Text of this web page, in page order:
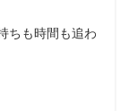
ちも時間も追わ